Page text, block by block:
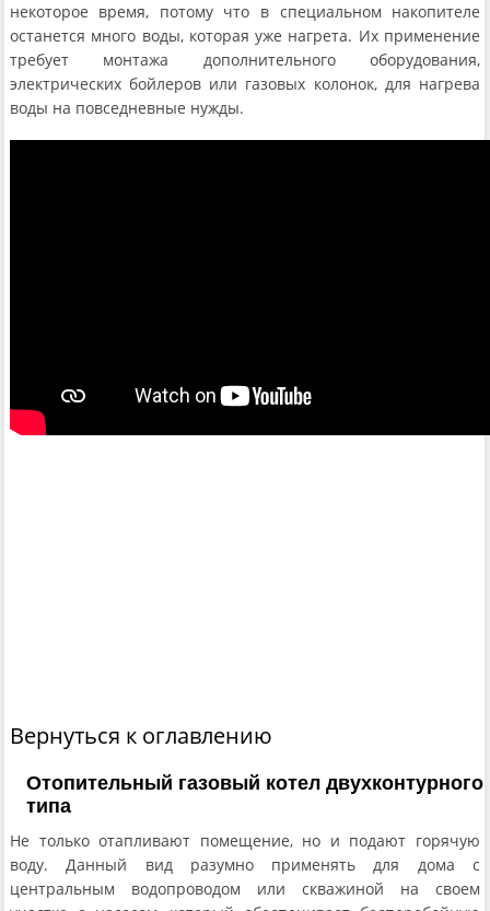
некоторое время, потому что в специальном накопителе
останется много воды, которая уже нагрета. Их применение
требует монтажа дополнительного оборудования,
электрических бойлеров или газовых колонок, для нагрева
воды на повседневные нужды.
Вернуться к оглавлению
Отопительный газовый котел двухконтурного
типа
Не только отапливают помещение, но и подают горячую
воду. Данный вид разумно применять для дома с
центральным водопроводом или скважиной на своем